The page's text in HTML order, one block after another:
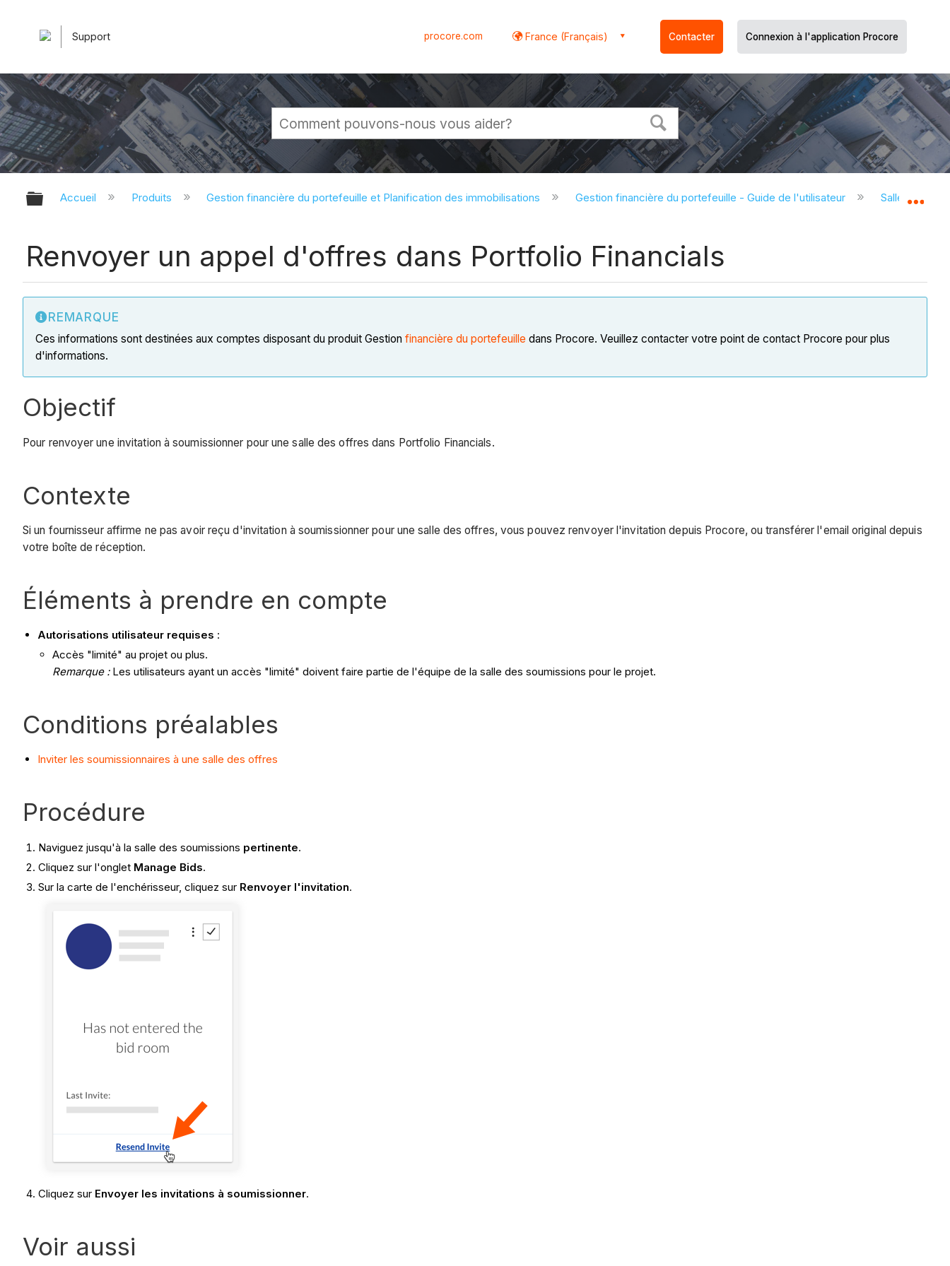
Support procore.com France (Français) Contacter Connexion à l'application Procore
Développer/réduire la hiérarchie globale
Accueil Produits Gestion financière du portefeuille et Planification des immobilisations Gestion financière du portefeuille - Guide de l'utilisateur Salle
Renvoyer un appel d'offres dans Portfolio Financials
REMARQUE
Ces informations sont destinées aux comptes disposant du produit Gestion financière du portefeuille dans Procore. Veuillez contacter votre point de contact Procore pour plus
d'informations.
Objectif
Pour renvoyer une invitation à soumissionner pour une salle des offres dans Portfolio Financials.
Contexte
Si un fournisseur affirme ne pas avoir reçu d'invitation à soumissionner pour une salle des offres, vous pouvez renvoyer l'invitation depuis Procore, ou transférer l'email original depuis
votre boîte de réception.
Éléments à prendre en compte
Autorisations utilisateur requises :
Accès "limité" au projet ou plus.
Remarque : Les utilisateurs ayant un accès "limité" doivent faire partie de l'équipe de la salle des soumissions pour le projet.
Conditions préalables
Inviter les soumissionnaires à une salle des offres
Procédure
Naviguez jusqu'à la salle des soumissions pertinente.
Cliquez sur l'onglet Manage Bids.
Sur la carte de l'enchérisseur, cliquez sur Renvoyer l'invitation.
Cliquez sur Envoyer les invitations à soumissionner.
Voir aussi